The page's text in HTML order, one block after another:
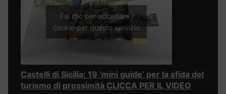
Fai clic per accettare i
cookie per questo servizio
Castelli di Sicilia: 19 ‘mini guide’ per la sfida del
turismo di prossimità CLICCA PER IL VIDEO